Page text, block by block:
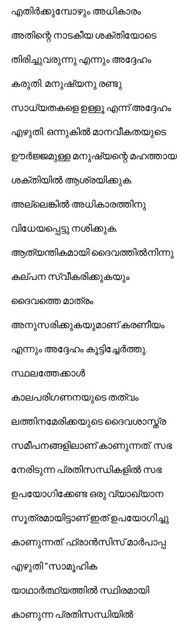
എതിര്‍ക്കുമ്പോഴും അധികാരം
അതിന്റെ നാടകീയ ശക്തിയോടെ
തിരിച്ചുവരുന്നു എന്നും അദ്ദേഹം
കരുതി. മനുഷ്യനു രണ്ടു
സാധ്യതകളെ ഉള്ളൂ എന്ന് അദ്ദേഹം
എഴുതി. ഒന്നുകില്‍ മാനവീകതയുടെ
ഊര്‍ജ്ജമുള്ള മനുഷ്യന്റെ മഹത്തായ
ശക്തിയില്‍ ആശ്രയിക്കുക.
അല്ലെങ്കില്‍ അധികാരത്തിനു
വിധേയപ്പെട്ടു നശിക്കുക.
ആത്യന്തികമായി ദൈവത്തില്‍നിന്നു
കല്പന സ്വീകരിക്കുകയും
ദൈവത്തെ മാത്രം
അനുസരിക്കുകയുമാണ് കരണീയം
എന്നും അദ്ദേഹം കൂട്ടിച്ചേര്‍ത്തു.
സ്ഥലത്തേക്കാള്‍
കാലപരിഗണനയുടെ തത്വം
ലത്തിനമേരിക്കയുടെ ദൈവശാസ്ത്ര
സമീപനങ്ങളിലാണ് കാണുന്നത്. സഭ
നേരിടുന്ന പ്രതിസന്ധികളില്‍ സഭ
ഉപയോഗിക്കേണ്ട ഒരു വ്യാഖ്യാന
സൂത്രമായിട്ടാണ് ഇത് ഉപയോഗിച്ചു
കാണുന്നത്. ഫ്രാന്‍സിസ് മാര്‍പാപ്പ
എഴുതി ”സാമൂഹിക
യാഥാര്‍ത്ഥ്യത്തില്‍ സ്ഥിരമായി
കാണുന്ന പ്രതിസന്ധിയില്‍